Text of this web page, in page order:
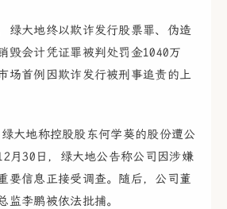
绿大地终以欺诈发行股票罪、伪造
毁会计凭证罪被判处罚金1040万
场首例因欺诈发行被刑事追责的上
大地称控股股东何学葵的股份遭公
月30日，绿大地公告称公司因涉嫌
要信息正接受调查。随后，公司董
监李鹏被依法批捕。